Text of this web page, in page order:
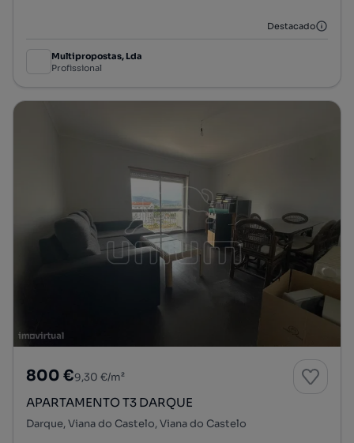
Destacado
Multipropostas, Lda
Profissional
800 €9,30 €/m²
APARTAMENTO T3 DARQUE
Darque, Viana do Castelo, Viana do Castelo